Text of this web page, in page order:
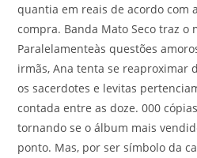
quantia em reais de acordo com
compra. Banda Mato Seco traz o
Paralelamenteàs questões
irmãs, Ana tenta se reaproximar
os sacerdotes e levitas
contada entre as doze. 000
tornando se o álbum mais
ponto. Mas, por ser símbolo da